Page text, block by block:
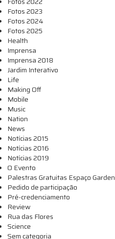
Fotos 2023
Fotos 2024
Fotos 2025
Health
Imprensa
Imprensa 2018
Jardim Interativo
Life
Making Off
Mobile
Music
Nation
News
Notícias 2015
Notícias 2016
Notícias 2019
O Evento
Palestras Gratuitas Espaço Garden
Pedido de participação
Pré-credenciamento
Review
Rua das Flores
Science
Sem categoria